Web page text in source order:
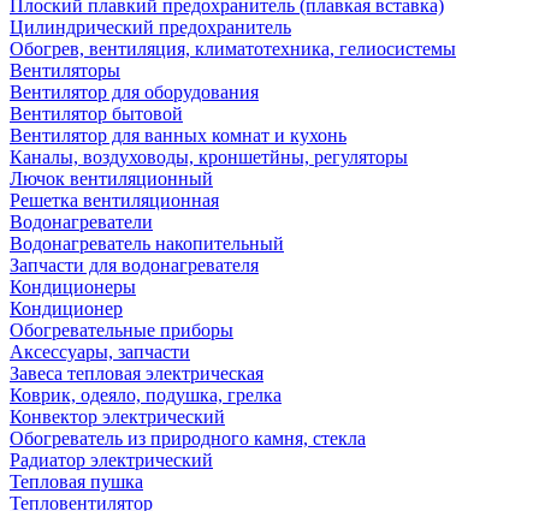
Плоский плавкий предохранитель (плавкая вставка)
Цилиндрический предохранитель
Обогрев, вентиляция, климатотехника, гелиосистемы
Вентиляторы
Вентилятор для оборудования
Вентилятор бытовой
Вентилятор для ванных комнат и кухонь
Каналы, воздуховоды, кроншетйны, регуляторы
Лючок вентиляционный
Решетка вентиляционная
Водонагреватели
Водонагреватель накопительный
Запчасти для водонагревателя
Кондиционеры
Кондиционер
Обогревательные приборы
Аксессуары, запчасти
Завеса тепловая электрическая
Коврик, одеяло, подушка, грелка
Конвектор электрический
Обогреватель из природного камня, стекла
Радиатор электрический
Тепловая пушка
Тепловентилятор